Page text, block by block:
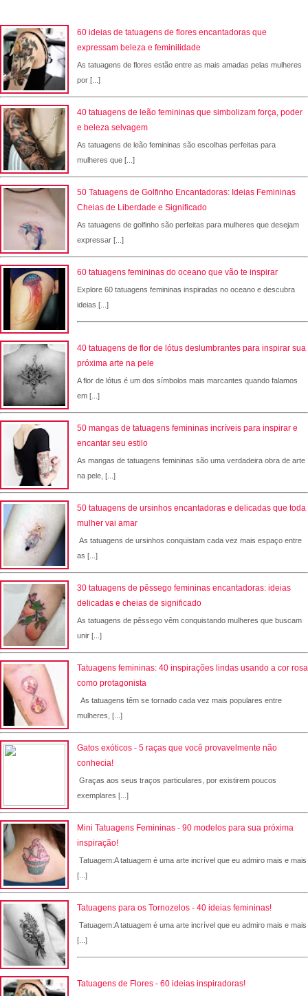
60 ideias de tatuagens de flores encantadoras que
expressam beleza e feminilidade
As tatuagens de flores estão entre as mais amadas pelas mulheres
por [...]
40 tatuagens de leão femininas que simbolizam força, poder
e beleza selvagem
As tatuagens de leão femininas são escolhas perfeitas para
mulheres que [...]
50 Tatuagens de Golfinho Encantadoras: Ideias Femininas
Cheias de Liberdade e Significado
As tatuagens de golfinho são perfeitas para mulheres que desejam
expressar [...]
60 tatuagens femininas do oceano que vão te inspirar
Explore 60 tatuagens femininas inspiradas no oceano e descubra
ideias [...]
40 tatuagens de flor de lótus deslumbrantes para inspirar sua
próxima arte na pele
A flor de lótus é um dos símbolos mais marcantes quando falamos
em [...]
50 mangas de tatuagens femininas incríveis para inspirar e
encantar seu estilo
As mangas de tatuagens femininas são uma verdadeira obra de arte
na pele, [...]
50 tatuagens de ursinhos encantadoras e delicadas que toda
mulher vai amar
As tatuagens de ursinhos conquistam cada vez mais espaço entre
as [...]
30 tatuagens de pêssego femininas encantadoras: ideias
delicadas e cheias de significado
As tatuagens de pêssego vêm conquistando mulheres que buscam
unir [...]
Tatuagens femininas: 40 inspirações lindas usando a cor rosa
como protagonista
As tatuagens têm se tornado cada vez mais populares entre
mulheres, [...]
Gatos exóticos - 5 raças que você provavelmente não
conhecia!
Graças aos seus traços particulares, por existirem poucos
exemplares [...]
Mini Tatuagens Femininas - 90 modelos para sua próxima
inspiração!
Tatuagem:A tatuagem é uma arte incrível que eu admiro mais e mais
[...]
Tatuagens para os Tornozelos - 40 ideias femininas!
Tatuagem:A tatuagem é uma arte incrível que eu admiro mais e mais
[...]
Tatuagens de Flores - 60 ideias inspiradoras!